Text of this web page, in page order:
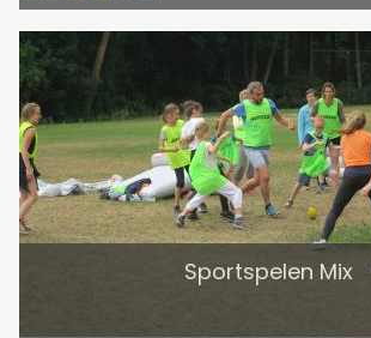
Sportspelen Mix